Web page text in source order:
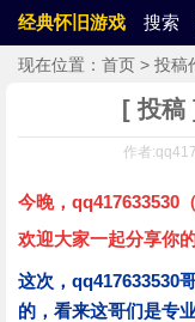
经典怀旧游戏 搜索
现在位置： 首页 > 投稿
[ 投稿
作者
今晚，qq417633530
欢迎大家一起分享你
这次，qq417633530
的，看来这哥们是专